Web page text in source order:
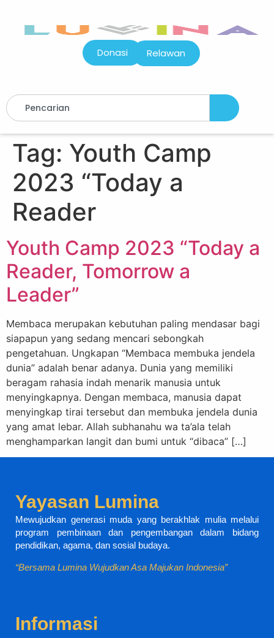
Donasi Relawan
Tag: Youth Camp
2023 “Today a
Reader
Youth Camp 2023 “Today a
Reader, Tomorrow a
Leader”
Membaca merupakan kebutuhan paling mendasar bagi
siapapun yang sedang mencari sebongkah
pengetahuan. Ungkapan “Membaca membuka jendela
dunia” adalah benar adanya. Dunia yang memiliki
beragam rahasia indah menarik manusia untuk
menyingkapnya. Dengan membaca, manusia dapat
menyingkap tirai tersebut dan membuka jendela dunia
yang amat lebar. Allah subhanahu wa ta’ala telah
menghamparkan langit dan bumi untuk “dibaca” […]
Yayasan Lumina
Mewujudkan generasi muda yang berakhlak mulia melalui
program pembinaan dan pengembangan dalam bidang
pendidikan, agama, dan sosial budaya.
“Bersama Lumina Wujudkan Asa Majukan Indonesia”
Informasi